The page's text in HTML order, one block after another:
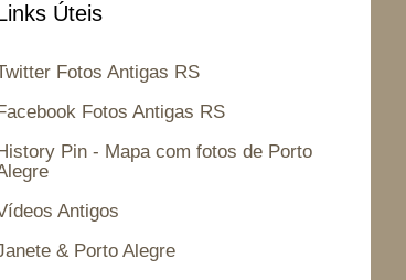
Úteis
Fotos Antigas RS
Facebook Fotos Antigas RS
History Pin - Mapa com fotos de Porto
Antigos
& Porto Alegre